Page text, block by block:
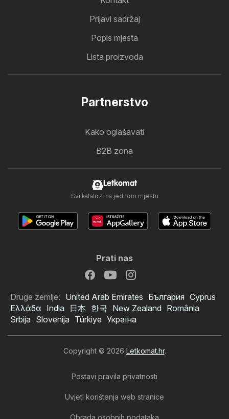
Prijavi sadržaj
Popis mjesta
Lista proizvoda
Partnerstvo
Kako oglašavati
B2B zona
Letkomat
Svi katalozi na jednom mjestu
Prati nas
Druge zemlje: United Arab Emirates България Cyprus
Ελλάδα India 日本 한국 New Zealand România
Srbija Slovenija Türkiye Україна
Copyright © 2026 Letkomat.hr.
Postavi pravila privatnosti
Uvjeti korištenja web stranice
Obrada osobnih podataka